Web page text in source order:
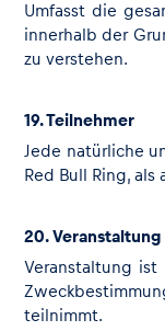
Umfasst die
innerhalb der
zu verstehen.
19. Teilnehmer
Jede natürliche
Red Bull Ring,
20. Veranstaltung
Veranstaltung
teilnimmt.